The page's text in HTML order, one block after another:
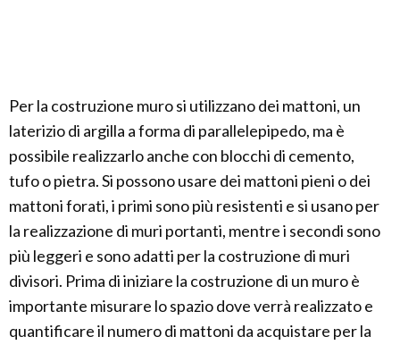
Per la costruzione muro si utilizzano dei mattoni, un
laterizio di argilla a forma di parallelepipedo, ma è
possibile realizzarlo anche con blocchi di cemento,
tufo o pietra. Si possono usare dei mattoni pieni o dei
mattoni forati, i primi sono più resistenti e si usano per
la realizzazione di muri portanti, mentre i secondi sono
più leggeri e sono adatti per la costruzione di muri
divisori. Prima di iniziare la costruzione di un muro è
importante misurare lo spazio dove verrà realizzato e
quantificare il numero di mattoni da acquistare per la